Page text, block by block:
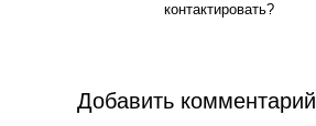
контактировать?
Добавить комментарий